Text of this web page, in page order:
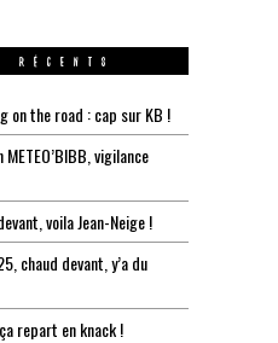
RÉCENTS
on the road : cap sur KB !
vigilance
voila Jean-Neige !
chaud devant, y’a du
repart en knack !